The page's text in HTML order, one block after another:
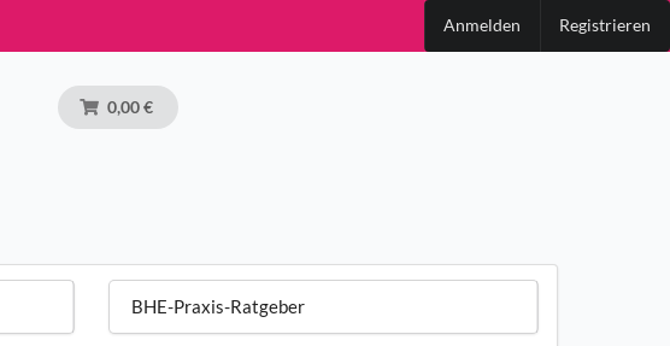
Anmelden Registrieren
0,00 €
BHE-Praxis-Ratgeber